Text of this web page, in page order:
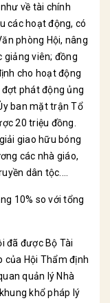
về tài chính
các hoạt động, có
phòng Hội, nâng
giảng viên; đồng
cho hoạt động
phát động ủng
ban mặt trận Tổ
20 triệu đồng.
giao hữu bóng
các nhà giáo,
dân tộc....
10% so với tổng
được Bộ Tài
của Hội Thẩm định
quản lý Nhà
khổ pháp lý